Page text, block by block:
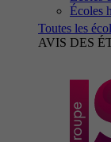
Écoles
Toutes les
AVIS DES